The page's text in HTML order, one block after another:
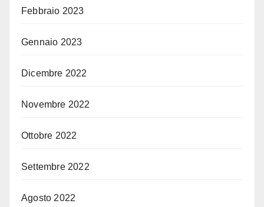
Febbraio 2023
Gennaio 2023
Dicembre 2022
Novembre 2022
Ottobre 2022
Settembre 2022
Agosto 2022